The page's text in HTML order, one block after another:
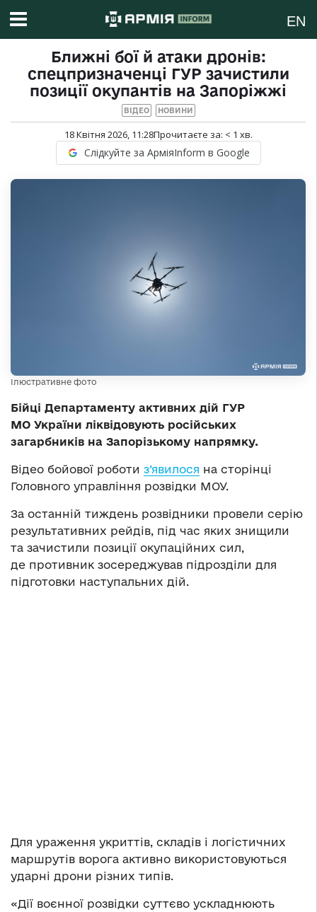
EN
Ближні бої й атаки дронів:
спецпризначенці ГУР зачистили
позиції окупантів на Запоріжжі
ВІДЕО НОВИНИ
18 Квітня 2026, 11:28Прочитаєте за: < 1 хв.
Слідкуйте за АрміяInform в Google
Ілюстративне фото
Бійці Департаменту активних дій ГУР
МО України ліквідовують російських
загарбників на Запорізькому напрямку.
Відео бойової роботи з’явилося на сторінці
Головного управління розвідки МОУ.
За останній тиждень розвідники провели серію
результативних рейдів, під час яких знищили
та зачистили позиції окупаційних сил,
де противник зосереджував підрозділи для
підготовки наступальних дій.
Для ураження укриттів, складів і логістичних
маршрутів ворога активно використовуються
ударні дрони різних типів.
«Дії воєнної розвідки суттєво ускладнюють